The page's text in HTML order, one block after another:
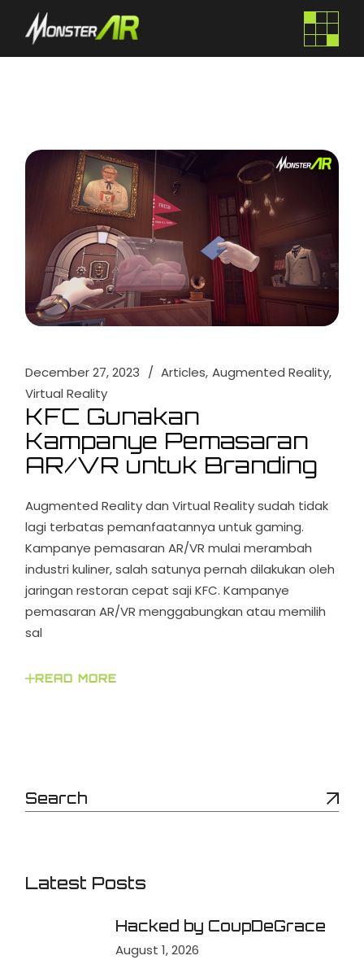
December 27, 2023 Articles Augmented Reality
Virtual Reality
KFC Gunakan
Kampanye Pemasaran
AR/VR untuk Branding
Augmented Reality dan Virtual Reality sudah tidak
lagi terbatas pemanfaatannya untuk gaming.
Kampanye pemasaran AR/VR mulai merambah
industri kuliner, salah satunya pernah dilakukan oleh
jaringan restoran cepat saji KFC. Kampanye
pemasaran AR/VR menggabungkan atau memilih
sal
READ MORE
Latest Posts
Hacked by CoupDeGrace
August 1, 2026